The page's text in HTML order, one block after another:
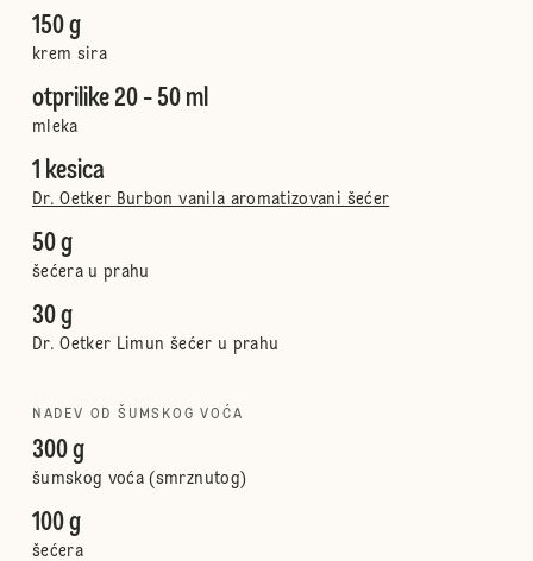
150 g
krem sira
otprilike 20 - 50 ml
mleka
1 kesica
Dr. Oetker Burbon vanila aromatizovani šećer
50 g
šećera u prahu
30 g
Dr. Oetker Limun šećer u prahu
NADEV OD ŠUMSKOG VOĆA
300 g
šumskog voća (smrznutog)
100 g
šećera